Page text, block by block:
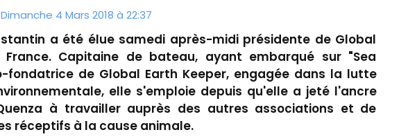
4 Mars 2018 à 22:37
a été élue samedi après-midi présidente de Global
France. Capitaine de bateau, ayant embarqué sur "Sea
fondatrice de Global Earth Keeper, engagée dans la lutte
elle s'emploie depuis qu'elle a jeté l'ancre
à travailler auprès des autres associations et de
réceptifs à la cause animale.